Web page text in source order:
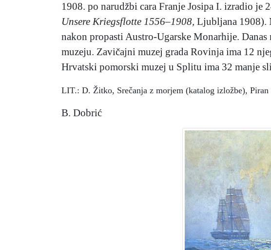
1908. po narudžbi cara Franje Josipa I. izradio
Unsere Kriegsflotte 1556–1908, Ljubljana 1908).
nakon propasti Austro-Ugarske Monarhije.
muzeju. Zavičajni muzej grada Rovinja ima 12
Hrvatski pomorski muzej u Splitu ima 32 manje
LIT.: D. Žitko, Srečanja z morjem (katalog izložbe), Piran
B. Dobrić